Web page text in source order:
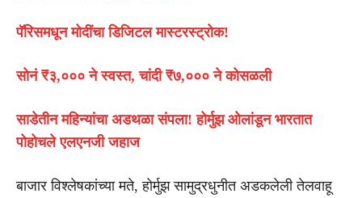
पॅरिसमधून मोदींचा डिजिटल मास्टरस्ट्रोक!
सोनं ₹३,००० ने स्वस्त, चांदी ₹७,००० ने कोसळली
साडेतीन महिन्यांचा अडथळा संपला! होर्मुझ ओलांडून भारतात
पोहोचले एलएनजी जहाज
बाजार विश्लेषकांच्या मते, होर्मुझ सामुद्रधुनीत अडकलेली तेलवाहू